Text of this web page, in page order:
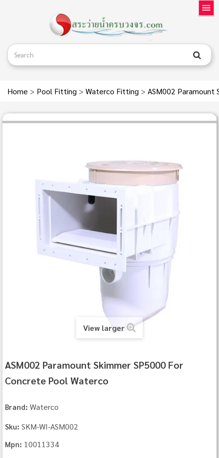
Home > Pool Fitting > Waterco Fitting > ASM002 Paramount
View larger
ASM002 Paramount Skimmer SP5000 For
Concrete Pool Waterco
Brand: Waterco
Sku: SKM-WI-ASM002
Mpn: 10011334